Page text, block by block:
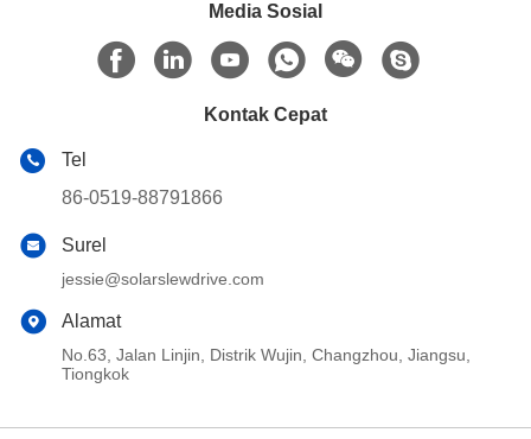
Media Sosial
Kontak Cepat
Tel
86-0519-88791866
Surel
jessie@solarslewdrive.com
Alamat
No.63, Jalan Linjin, Distrik Wujin, Changzhou, Jiangsu,
Tiongkok